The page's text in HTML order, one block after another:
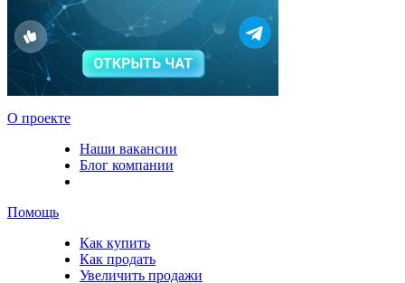
О проекте
Наши вакансии
Блог компании
Помощь
Как купить
Как продать
Увеличить продажи